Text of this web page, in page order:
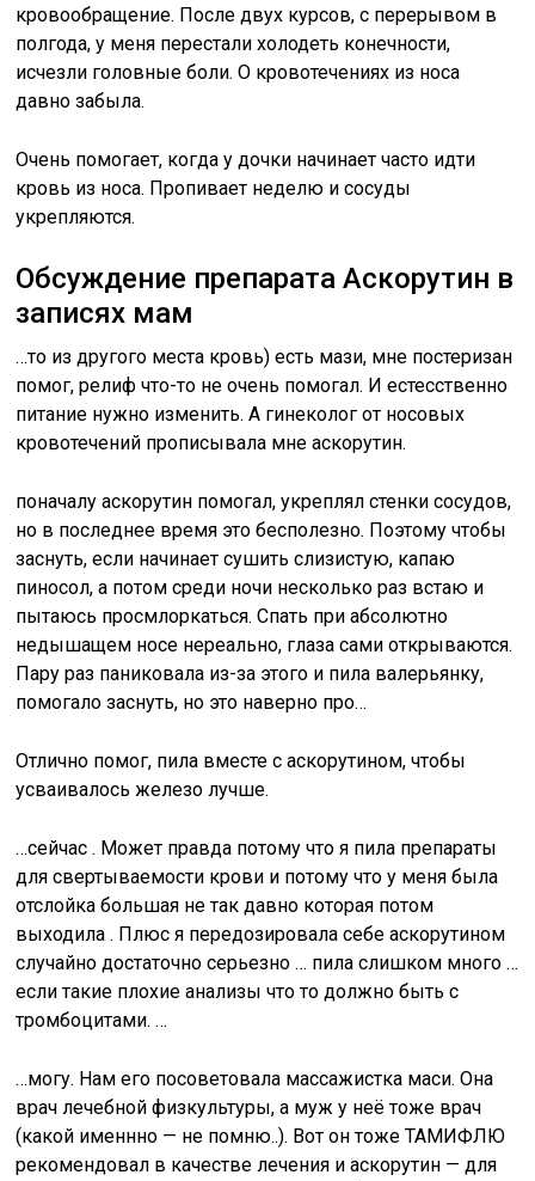
кровообращение. После двух курсов, с перерывом в
полгода, у меня перестали холодеть конечности,
исчезли головные боли. О кровотечениях из носа
давно забыла.
Очень помогает, когда у дочки начинает часто идти
кровь из носа. Пропивает неделю и сосуды
укрепляются.
Обсуждение препарата Аскорутин в
записях мам
…то из другого места кровь) есть мази, мне постеризан
помог, релиф что-то не очень помогал. И естесственно
питание нужно изменить. А гинеколог от носовых
кровотечений прописывала мне аскорутин.
поначалу аскорутин помогал, укреплял стенки сосудов,
но в последнее время это бесполезно. Поэтому чтобы
заснуть, если начинает сушить слизистую, капаю
пиносол, а потом среди ночи несколько раз встаю и
пытаюсь просмлоркаться. Спать при абсолютно
недышащем носе нереально, глаза сами открываются.
Пару раз паниковала из-за этого и пила валерьянку,
помогало заснуть, но это наверно про…
Отлично помог, пила вместе с аскорутином, чтобы
усваивалось железо лучше.
…сейчас . Может правда потому что я пила препараты
для свертываемости крови и потому что у меня была
отслойка большая не так давно которая потом
выходила . Плюс я передозировала себе аскорутином
случайно достаточно серьезно … пила слишком много …
если такие плохие анализы что то должно быть с
тромбоцитами. …
…могу. Нам его посоветовала массажистка маси. Она
врач лечебной физкультуры, а муж у неё тоже врач
(какой именнно — не помню..). Вот он тоже ТАМИФЛЮ
рекомендовал в качестве лечения и аскорутин — для